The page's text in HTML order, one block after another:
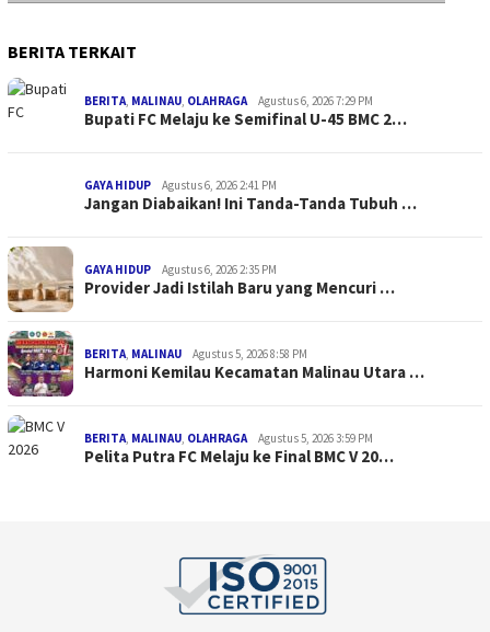
BERITA TERKAIT
BERITA MALINAU OLAHRAGA Agustus 6, 2026 7:29 PM
Bupati FC Melaju ke Semifinal U-45 BMC 2…
GAYA HIDUP Agustus 6, 2026 2:41 PM
Jangan Diabaikan! Ini Tanda-Tanda Tubuh …
GAYA HIDUP Agustus 6, 2026 2:35 PM
Provider Jadi Istilah Baru yang Mencuri …
BERITA MALINAU Agustus 5, 2026 8:58 PM
Harmoni Kemilau Kecamatan Malinau Utara …
BERITA MALINAU OLAHRAGA Agustus 5, 2026 3:59 PM
Pelita Putra FC Melaju ke Final BMC V 20…